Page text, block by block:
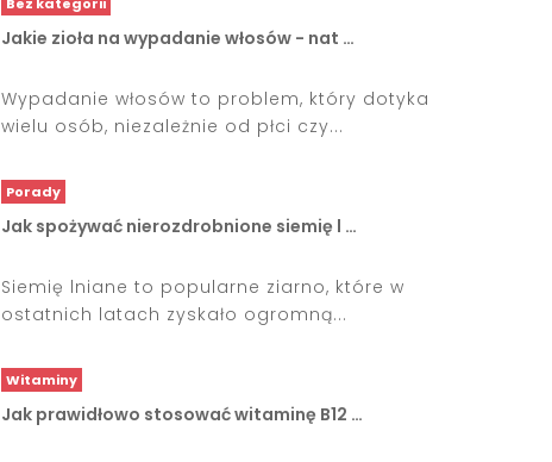
Jakie zioła na wypadanie włosów - nat …
Wypadanie włosów to problem, który dotyka
wielu osób, niezależnie od płci czy...
Porady
Jak spożywać nierozdrobnione siemię l …
Siemię lniane to popularne ziarno, które w
ostatnich latach zyskało ogromną...
Witaminy
Jak prawidłowo stosować witaminę B12 …